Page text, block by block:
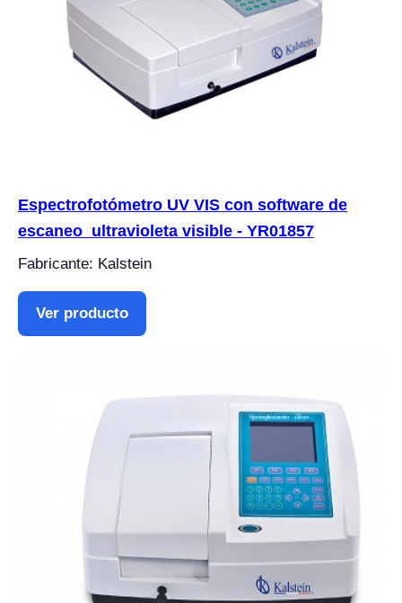
Espectrofotómetro UV VIS con software de
escaneo ultravioleta visible - YR01857
Fabricante: Kalstein
Ver producto